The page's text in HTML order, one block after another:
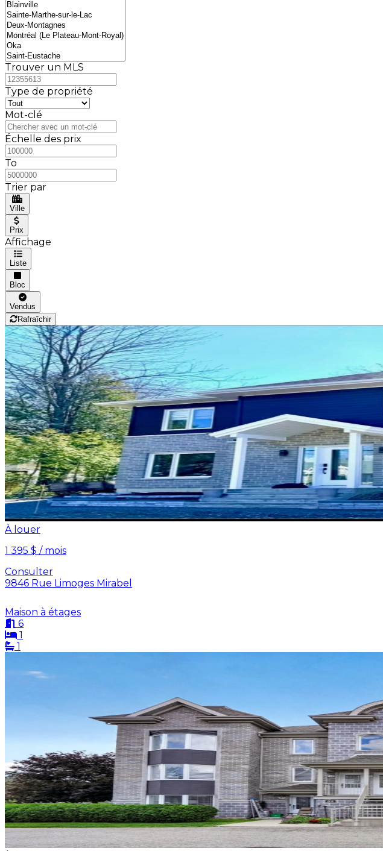
Trouver un MLS
Type de propriété
Mot-clé
Échelle des prix
To
Trier par
Ville
Prix
Affichage
Liste
Bloc
Vendus
Rafraîchir
À louer
1 395 $ / mois
Consulter
9846 Rue Limoges Mirabel
Maison à étages
6
1
1